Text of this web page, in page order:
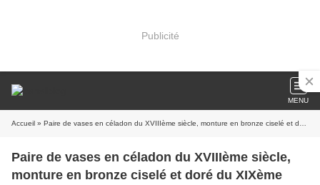
Publicité
MENU
Accueil » Paire de vases en céladon du XVIIIème siècle, monture en bronze ciselé et doré du XIXème siècle
Paire de vases en céladon du XVIIIème siècle,
monture en bronze ciselé et doré du XIXème